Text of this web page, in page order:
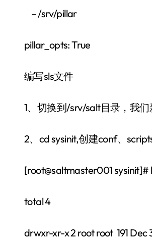
– /srv/pillar
pillar_opts: True
编写sls文件
1、切换到/srv/salt目录，我
2、cd sysinit,创建conf、
[root@saltmaster001 sysinit]#
total 4
drwxr-xr-x 2 root root 191 Dec